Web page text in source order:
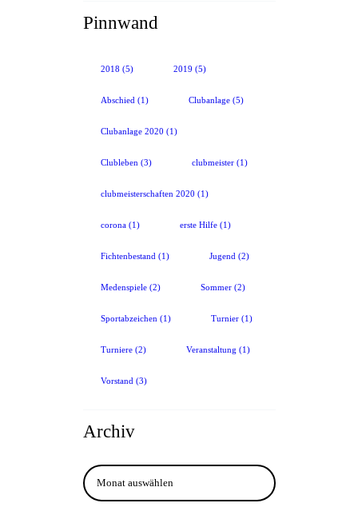
Pinnwand
2018 (5) 2019 (5)
Abschied (1) Clubanlage(5)
Clubanlage 2020 (1)
Clubleben (3) clubmeister(1)
clubmeisterschaften 2020 (1)
corona(1) erste Hilfe(1)
Fichtenbestand (1) Jugend (2)
Medenspiele(2) Sommer(2)
Sportabzeichen (1) Turnier(1)
Turniere(2) Veranstaltung (1)
Vorstand (3)
Archiv
Archiv